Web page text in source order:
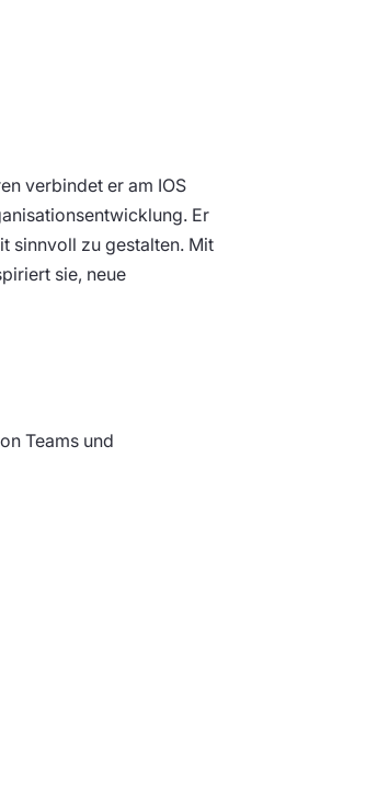
verbindet er am IOS
Er
sinnvoll zu gestalten. Mit
sie, neue
Teams und